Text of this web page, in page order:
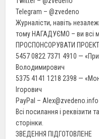
Telegram – @zvedeno
Журналісти, навіть
тому НАГАДУЄМО – ви всі
ПРОСПОНСОРУВАТИ
5457 0822 7371 4910 —
Володимирович
5375 4141 1218 2398 —
Ігорович
PayPal – Alex@zvedeno.info
Всі посилання і реквізити
сторінки.
ЗВЕДЕННЯ ПІДГОТОВЛЕНЕ